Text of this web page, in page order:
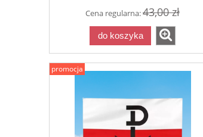
Cena regularna:43,00 zł
do koszyka
promocja